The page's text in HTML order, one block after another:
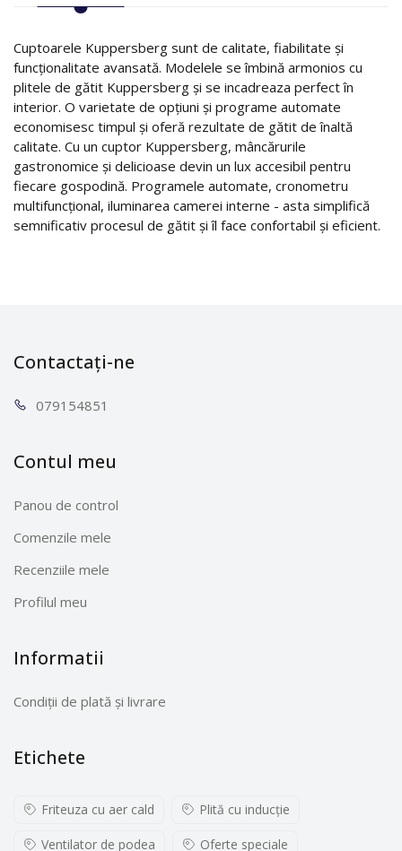
Cuptoarele Kuppersberg sunt de calitate, fiabilitate și
funcționalitate avansată. Modelele se îmbină armonios cu
plitele de gătit Kuppersberg și se incadreaza perfect în
interior. O varietate de opțiuni și programe automate
economisesc timpul și oferă rezultate de gătit de înaltă
calitate. Cu un cuptor Kuppersberg, mâncărurile
gastronomice și delicioase devin un lux accesibil pentru
fiecare gospodină. Programele automate, cronometru
multifuncțional, iluminarea camerei interne - asta simplifică
semnificativ procesul de gătit și îl face confortabil și eficient.
Contactați-ne
0791 54851
Contul meu
Panou de control
Comenzile mele
Recenziile mele
Profilul meu
Informatii
Condiții de plată și livrare
Etichete
Friteuza cu aer cald Plită cu inducţie
Ventilator de podea Oferte speciale